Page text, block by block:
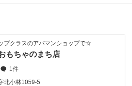
プクラスのアパマンショップで☆
もちゃのまち店
1件
北小林1059-5